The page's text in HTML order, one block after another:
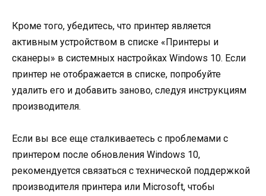
Кроме того, убедитесь, что принтер является
активным устройством в списке «Принтеры и
сканеры» в системных настройках Windows 10. Если
принтер не отображается в списке, попробуйте
удалить его и добавить заново, следуя инструкциям
производителя.
Если вы все еще сталкиваетесь с проблемами с
принтером после обновления Windows 10,
рекомендуется связаться с технической поддержкой
производителя принтера или Microsoft, чтобы